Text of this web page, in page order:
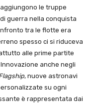
le truppe
guerra nella conquista
tra le flotte era
spesso ci si riduceva
alle prime partite
anche negli
, nuove astronavi
su ogni
è rappresentata dai